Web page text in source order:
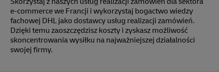
e-commerce we Francji i wykorzystaj bogactwo wiedzy
fachowej DHL jako dostawcy usług realizacji zamówień.
Dzięki temu zaoszczędzisz koszty i zyskasz możliwość
skoncentrowania wysiłku na najważniejszej działalności
swojej firmy.